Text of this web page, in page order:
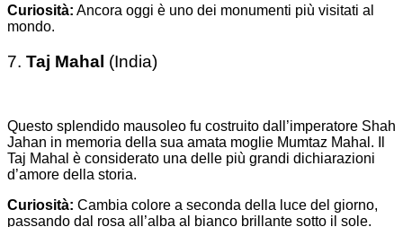
Curiosità: Ancora oggi è uno dei monumenti più visitati al
mondo.
7. Taj Mahal (India)
Questo splendido mausoleo fu costruito dall’imperatore Shah
Jahan in memoria della sua amata moglie Mumtaz Mahal. Il
Taj Mahal è considerato una delle più grandi dichiarazioni
d’amore della storia.
Curiosità: Cambia colore a seconda della luce del giorno,
passando dal rosa all’alba al bianco brillante sotto il sole.